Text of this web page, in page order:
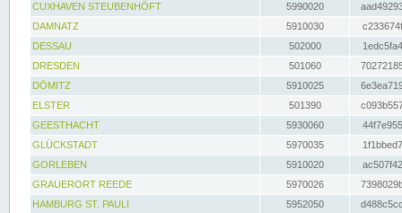
CUXHAVEN STEUBENHÖFT
5990020
DAMNATZ
5910030
DESSAU
502000
DRESDEN
501060
DÖMITZ
5910025
ELSTER
501390
GEESTHACHT
5930060
GLÜCKSTADT
5970035
GORLEBEN
5910020
GRAUERORT REEDE
5970026
HAMBURG ST. PAULI
5952050